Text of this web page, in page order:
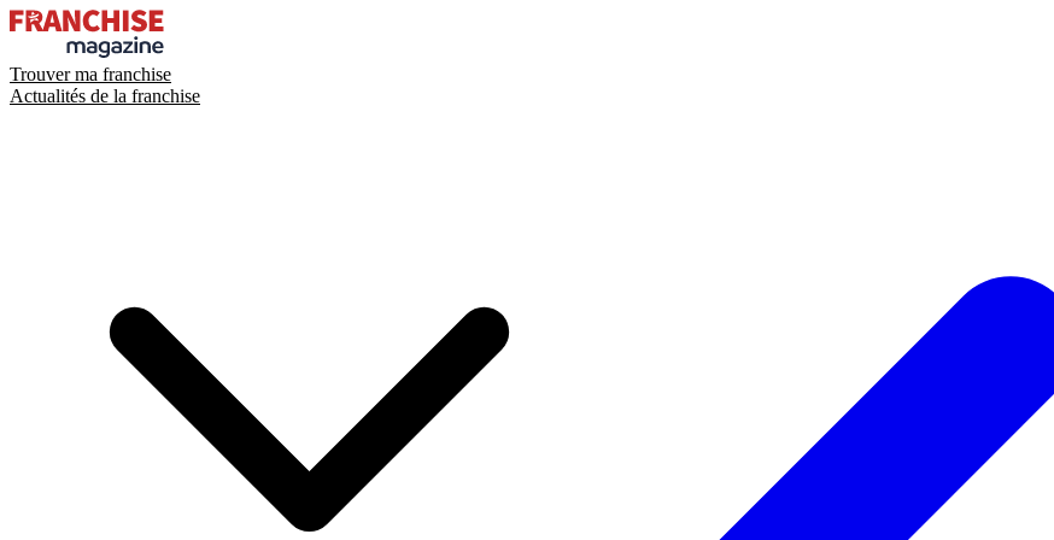
Trouver ma franchise
Actualités de la franchise